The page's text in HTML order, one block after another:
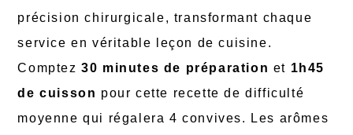
précision chirurgicale, transformant chaque
service en véritable leçon de cuisine.
Comptez30 minutes de préparation et 1h45
de cuisson pour cette recette de difficulté
moyenne qui régalera 4 convives. Les arômes